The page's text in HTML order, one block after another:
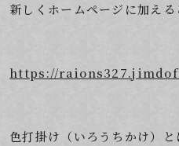
新しくホームページに加え
https://
色打掛け（いろうちかけ）と